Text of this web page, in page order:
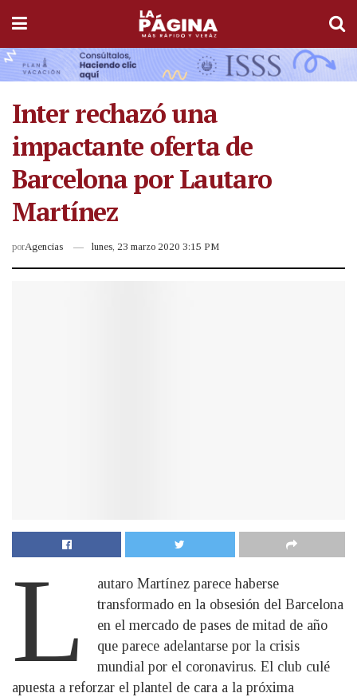
Inter rechazó una
impactante oferta de
Barcelona por Lautaro
Martínez
porAgencias lunes, 23 marzo 2020 3:15 PM
L
autaro Martínez parece haberse
transformado en la obsesión del Barcelona
en el mercado de pases de mitad de año
que parece adelantarse por la crisis
mundial por el coronavirus. El club culé
apuesta a reforzar el plantel de cara a la próxima